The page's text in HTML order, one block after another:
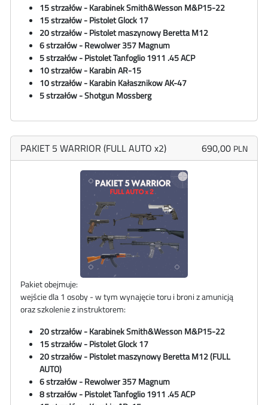
15 strzałów - KarabinekSmith&WessonM&P15-22
15 strzałów - Pistolet Glock 17
20 strzałów - Pistolet maszynowyBeretta M12
6 strzałów - Rewolwer 357 Magnum
5 strzałów - Pistolet Tanfoglio 1911 .45 ACP
10 strzałów - Karabin AR-15
10 strzałów - Karabin Kałasznikow AK-47
5 strzałów - Shotgun Mossberg
PAKIET 5 WARRIOR (FULL AUTO x2) 690,00 PLN
Pakiet obejmuje:
wejście dla 1 osoby - w tym wynajęcie toru i broni z amunicją
oraz szkolenie z instruktorem:
20 strzałów - KarabinekSmith&WessonM&P15-22
15 strzałów - Pistolet Glock 17
20 strzałów - Pistolet maszynowyBeretta M12(FULL
AUTO)
6 strzałów - Rewolwer 357 Magnum
8 strzałów - Pistolet Tanfoglio 1911 .45 ACP